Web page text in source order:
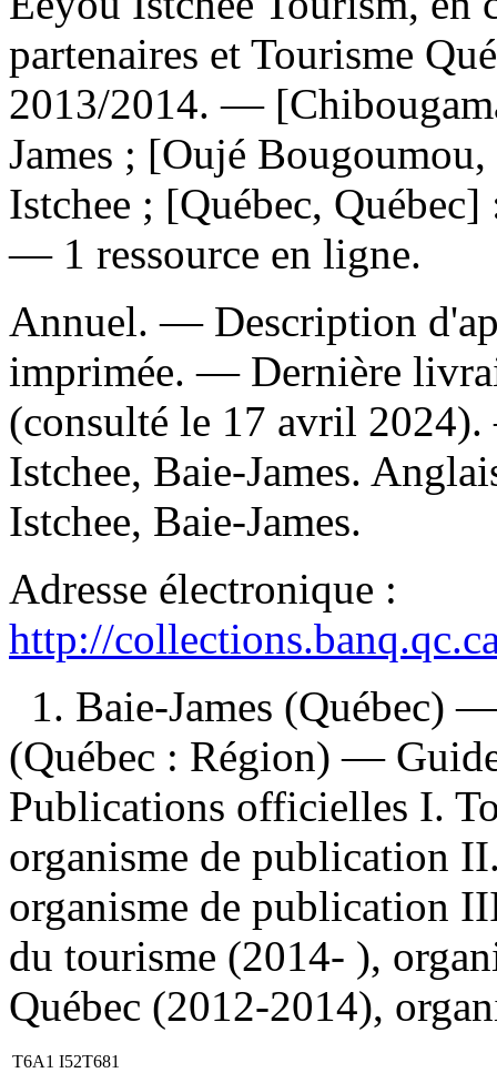
partenaires et Tourisme
2013/2014. —
James ; [Oujé
Istchee ; [Québec,
— 1 ressource en ligne.
Annuel. — Description
imprimée. — Dernière
(consulté le 17 avril
Istchee, Baie-James.
Istchee, Baie-James.
Adresse électronique :
http://
1. Baie-James (Québec)
(Québec : Région) —
Publications officielles I.
organisme de publication
organisme de publication
du tourisme (2014- ),
Québec (2012-2014),
T6A1 I52T681